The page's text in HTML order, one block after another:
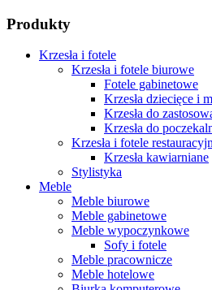
Produkty
Krzesła i fotele
Krzesła i fotele biurowe
Fotele gabinetowe
Krzesła dziecięce i
Krzesła do
Krzesła do
Krzesła i fotele
Krzesła kawiarniane
Stylistyka
Meble
Meble biurowe
Meble gabinetowe
Meble wypoczynkowe
Sofy i fotele
Meble pracownicze
Meble hotelowe